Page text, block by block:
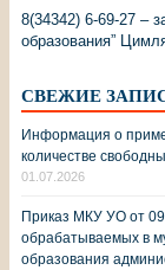
8(34342) 6-69-27 –
образования”
СВЕЖИЕ
Информация о приме
количестве
01.07.2026
Приказ МКУ УО от
обрабатываемых в
образования